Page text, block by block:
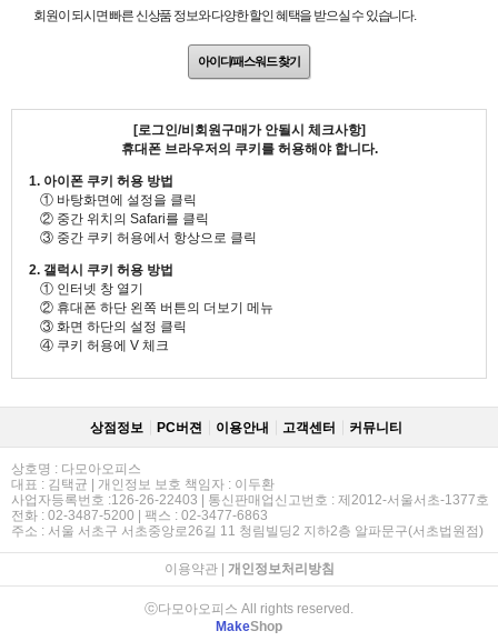
회원이 되시면 빠른 신상품 정보와 다양한 할인 혜택을 받으실 수 있습니다.
아이디/패스워드 찾기
[로그인/비회원구매가 안될시 체크사항]
휴대폰 브라우저의 쿠키를 허용해야 합니다.
1. 아이폰 쿠키 허용 방법
① 바탕화면에 설정을 클릭
② 중간 위치의 Safari를 클릭
③ 중간 쿠키 허용에서 항상으로 클릭
2. 갤럭시 쿠키 허용 방법
① 인터넷 창 열기
② 휴대폰 하단 왼쪽 버튼의 더보기 메뉴
③ 화면 하단의 설정 클릭
④ 쿠키 허용에 V 체크
상점정보 PC버젼 이용안내 고객센터 커뮤니티
상호명 : 다모아오피스
대표 : 김택균 | 개인정보 보호 책임자 : 이두환
사업자등록번호 :126-26-22403 | 통신판매업신고번호 : 제2012-서울서초-1377호
전화 : 02-3487-5200 | 팩스 : 02-3477-6863
주소 : 서울 서초구 서초중앙로26길 11 청림빌딩2 지하2층 알파문구(서초법원점)
이용약관| 개인정보처리방침
ⓒ다모아오피스 All rights reserved.
MakeShop